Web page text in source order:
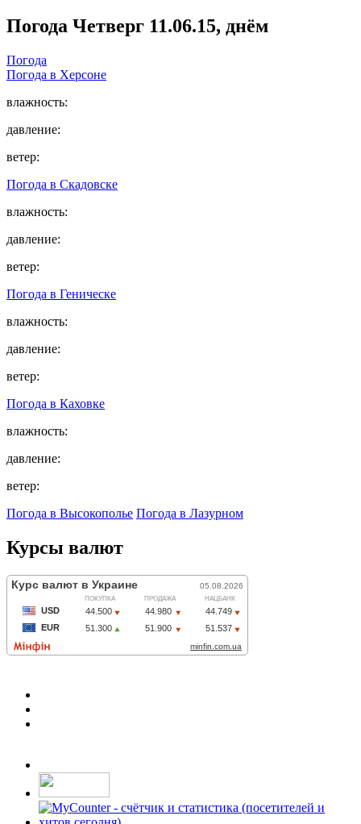
Погода Четверг 11.06.15, днём
Погода
Погода в Херсоне
влажность:
давление:
ветер:
Погода в Скадовске
влажность:
давление:
ветер:
Погода в Геническе
влажность:
давление:
ветер:
Погода в Каховке
влажность:
давление:
ветер:
Погода в Высокополье Погода в Лазурном
Курсы валют